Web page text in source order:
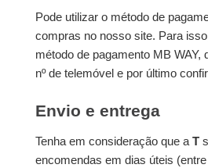
Pode utilizar o método de
compras no nosso site. Para
método de pagamento MB WAY,
nº de telemóvel e por último
Envio e entrega
Tenha em consideração que a T
encomendas em dias úteis